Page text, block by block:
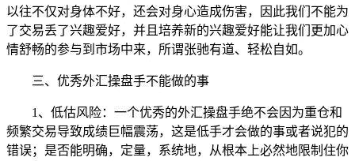
以往不仅对身体不好，还会对身心造成伤害，因此我们不能为
了交易丢了兴趣爱好，并且培养新的兴趣爱好能让我们更加心
情舒畅的参与到市场中来，所谓张驰有道、轻松自如。
三、优秀外汇操盘手不能做的事
1、低估风险：一个优秀的外汇操盘手绝不会因为重仓和
频繁交易导致成绩巨幅震荡，这是低手才会做的事或者说犯的
错误；是否能明确，定量，系统地，从根本上必然地限制住你